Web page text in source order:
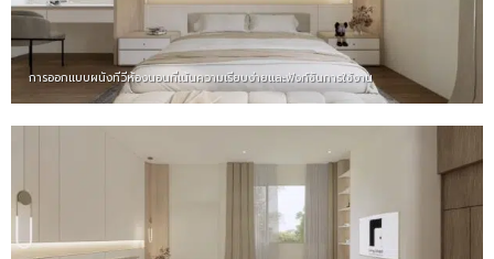
การออกแบบผนังทีวีห้องนอนที่เน้นความเรียบง่ายและฟังก์ชันการใช้งาน